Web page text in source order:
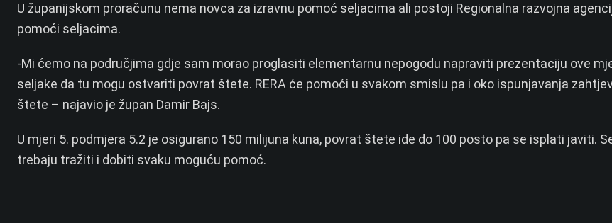
U županijskom proračunu nema novca za izravnu pomoć seljacima ali postoji Regionalna razvojna
pomoći seljacima.
-Mi ćemo na područjima gdje sam morao proglasiti elementarnu nepogodu napraviti prezentaciju ove
seljake da tu mogu ostvariti povrat štete. RERA će pomoći u svakom smislu pa i oko ispunjavanja
štete – najavio je župan Damir Bajs.
U mjeri 5. podmjera 5.2 je osigurano 150 milijuna kuna, povrat štete ide do 100 posto pa se isplati javiti.
trebaju tražiti i dobiti svaku moguću pomoć.